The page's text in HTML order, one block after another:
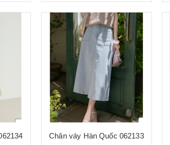
Chân váy Hàn Quốc 062133